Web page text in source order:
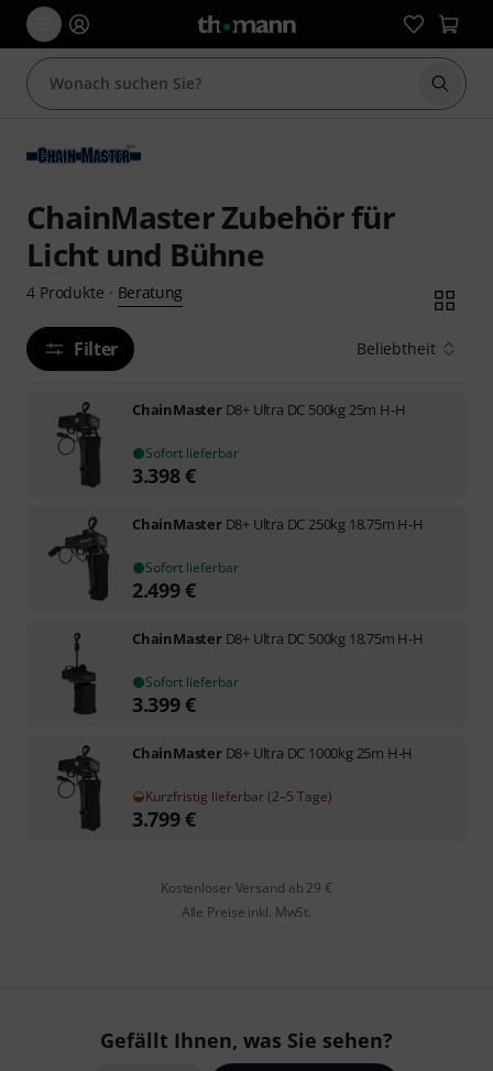
Suche
ChainMaster Zubehör für
Licht und Bühne
4 Produkte · Beratung
Filter Beliebtheit
ChainMaster D8+ Ultra DC 500kg 25m H-H
Sofort lieferbar
3.398€
ChainMaster D8+ Ultra DC 250kg 18.75m H-H
Sofort lieferbar
2.499€
ChainMaster D8+ Ultra DC 500kg 18.75m H-H
Sofort lieferbar
3.399€
ChainMaster D8+ Ultra DC 1000kg 25m H-H
Kurzfristig lieferbar (2–5 Tage)
3.799€
Kostenloser Versand ab 29 €
Alle Preise inkl. MwSt.
Gefällt Ihnen, was Sie sehen?